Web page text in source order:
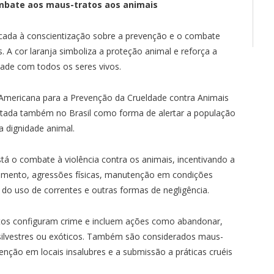
aos maus-tratos aos animais
à conscientização sobre a prevenção e o combate
cor laranja simboliza a proteção animal e reforça a
com todos os seres vivos.
para a Prevenção da Crueldade contra Animais
também no Brasil como forma de alertar a população
dignidade animal.
o combate à violência contra os animais, incentivando a
agressões físicas, manutenção em condições
uso de correntes e outras formas de negligência.
configuram crime e incluem ações como abandonar,
ou exóticos. Também são considerados maus-
em locais insalubres e a submissão a práticas cruéis